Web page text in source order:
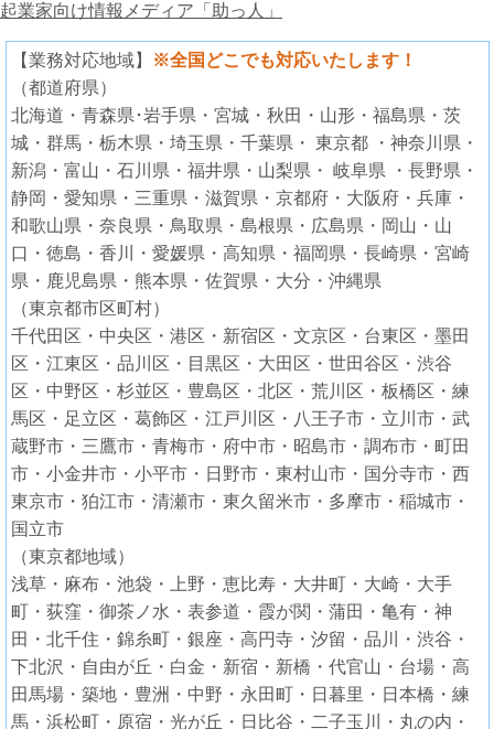
起業家向け情報メディア「助っ人」
【業務対応地域】
※全国どこでも対応いたします！
（都道府県）
北海道・青森県･岩手県・宮城・秋田・山形・福島県・茨
城・群馬・栃木県・埼玉県・千葉県・ 東京都 ・神奈川県・
新潟・富山・石川県・福井県・山梨県・ 岐阜県 ・長野県・
静岡・愛知県・三重県・滋賀県・京都府・大阪府・兵庫・
和歌山県・奈良県・鳥取県・島根県・広島県・岡山・山
口・徳島・香川・愛媛県・高知県・福岡県・長崎県・宮崎
県・鹿児島県・熊本県・佐賀県・大分・沖縄県
（東京都市区町村）
千代田区・中央区・港区・新宿区・文京区・台東区・墨田
区・江東区・品川区・目黒区・大田区・世田谷区・渋谷
区・中野区・杉並区・豊島区・北区・荒川区・板橋区・練
馬区・足立区・葛飾区・江戸川区・八王子市・立川市・武
蔵野市・三鷹市・青梅市・府中市・昭島市・調布市・町田
市・小金井市・小平市・日野市・東村山市・国分寺市・西
東京市・狛江市・清瀬市・東久留米市・多摩市・稲城市・
国立市
（東京都地域）
浅草・麻布・池袋・上野・恵比寿・大井町・大崎・大手
町・荻窪・御茶ノ水・表参道・霞が関・蒲田・亀有・神
田・北千住・錦糸町・銀座・高円寺・汐留・品川・渋谷・
下北沢・自由が丘・白金・新宿・新橋・代官山・台場・高
田馬場・築地・豊洲・中野・永田町・日暮里・日本橋・練
馬・浜松町・原宿・光が丘・日比谷・二子玉川・丸の内・